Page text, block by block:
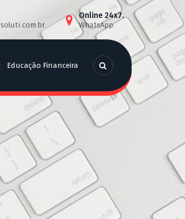
.
Online 24x7.
WhatsApp.
Educação Financeira